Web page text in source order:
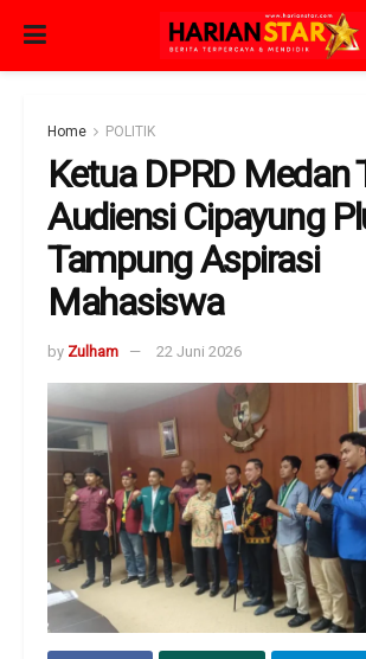
Home POLITIK
Ketua DPRD Medan
Audiensi Cipayung
Tampung Aspirasi
Mahasiswa
by Zulham 22 Juni 2026